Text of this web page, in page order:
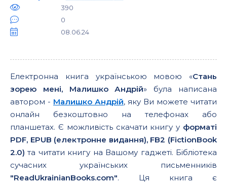
390
0
08.06.24
Електронна книга українською мовою «Стань
зорею мені, Малишко Андрій» була написана
автором - Малишко Андрій, яку Ви можете читати
онлайн безкоштовно на телефонах або
планшетах. Є можливість скачати книгу у форматі
PDF, EPUB (електронне видання), FB2 (FictionBook
2.0) та читати книгу на Вашому гаджеті. Бібліотека
сучасних українських письменників
"ReadUkrainianBooks.com". Ця книга є